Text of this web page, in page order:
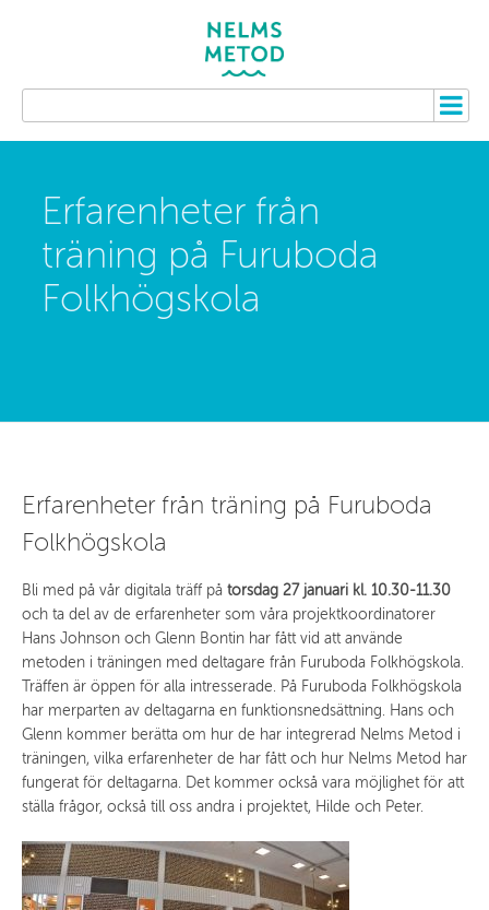
Erfarenheter från
träning på Furuboda
Folkhögskola
Erfarenheter från träning på Furuboda
Folkhögskola
Bli med på vår digitala träff på torsdag 27 januari kl. 10.30-11.30
och ta del av de erfarenheter som våra projektkoordinatorer
Hans Johnson och Glenn Bontin har fått vid att använde
metoden i träningen med deltagare från Furuboda Folkhögskola.
Träffen är öppen för alla intresserade. På Furuboda Folkhögskola
har merparten av deltagarna en funktionsnedsättning. Hans och
Glenn kommer berätta om hur de har integrerad Nelms Metod i
träningen, vilka erfarenheter de har fått och hur Nelms Metod har
fungerat för deltagarna. Det kommer också vara möjlighet för att
ställa frågor, också till oss andra i projektet, Hilde och Peter.